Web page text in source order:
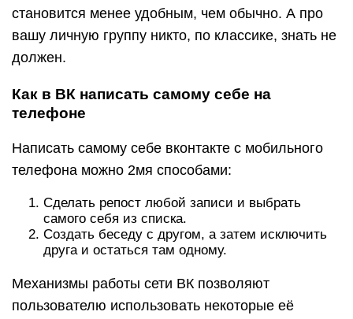
становится менее удобным, чем обычно. А про
вашу личную группу никто, по классике, знать не
должен.
Как в ВК написать самому себе на
телефоне
Написать самому себе вконтакте с мобильного
телефона можно 2мя способами:
Сделать репост любой записи и выбрать
самого себя из списка.
Создать беседу с другом, а затем исключить
друга и остаться там одному.
Механизмы работы сети ВК позволяют
пользователю использовать некоторые её